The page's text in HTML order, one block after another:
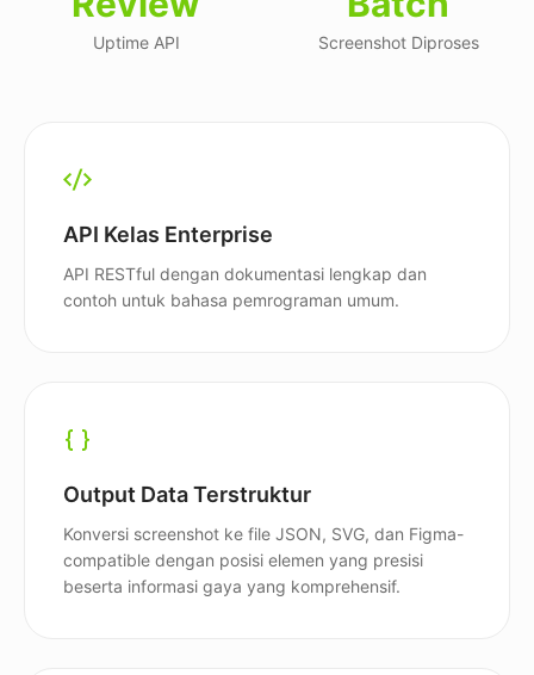
Uptime API Screenshot Diproses
API Kelas Enterprise
API RESTful dengan dokumentasi lengkap dan
contoh untuk bahasa pemrograman umum.
Output Data Terstruktur
Konversi screenshot ke file JSON, SVG, dan Figma-
compatible dengan posisi elemen yang presisi
beserta informasi gaya yang komprehensif.